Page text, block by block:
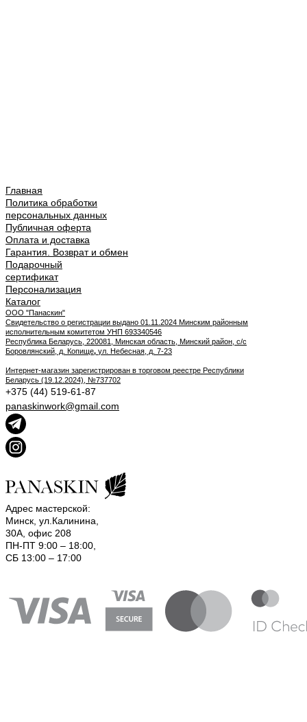
Главная
Политика обработки
персональных данных
Публичная оферта
Оплата и доставка
Гарантия. Возврат и обмен
Подарочный
сертификат
Персонализация
Каталог
ООО "Панаскин"
Свидетельство о регистрации выдано 01.11.2024 Минским районным
исполнительным комитетом УНП 693340546
Республика Беларусь, 220081, Минская область, Минский район, с/с
Боровлянский, д. Копище, ул. Небесная, д. 7-23
Интернет-магазин зарегистрирован в торговом реестре Республики
Беларусь (19.12.2024), №737702
+375 (44) 519-61-87
panaskinwork@gmail.com
Адрес мастерской:
Минск, ул.Калинина,
30А, офис 208
ПН-ПТ 9:00 – 18:00,
СБ 13:00 – 17:00